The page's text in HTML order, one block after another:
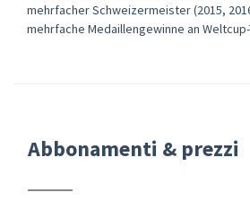
mehrfacher Schweizermeister (2015,
mehrfache Medaillengewinne an
Abbonamenti & prezzi